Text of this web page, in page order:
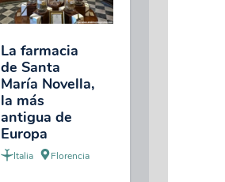
La farmacia
de Santa
María Novella,
la más
antigua de
Europa
Italia Florencia